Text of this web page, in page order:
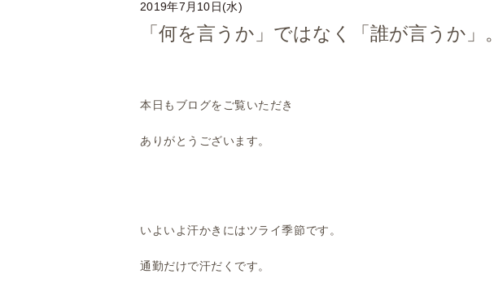
2019年7月10日(水)
「何を言うか」ではなく「誰が言うか」。
本日もブログをご覧いただき
ありがとうございます。
いよいよ汗かきにはツライ季節です。
通勤だけで汗だくです。